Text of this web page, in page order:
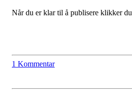
Når du er klar til å publisere klikker du
1 Kommentar